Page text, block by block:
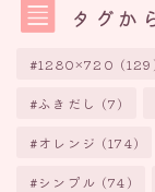
タグか
1280×720
ふきだし (7)
オレンジ (174)
シンプル (74)